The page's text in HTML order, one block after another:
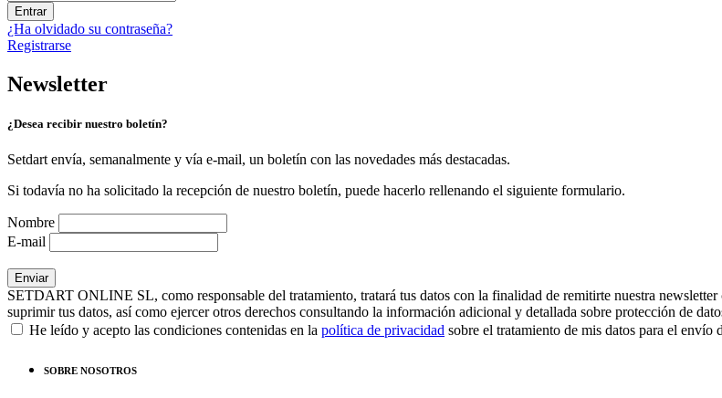
Entrar
¿Ha olvidado su contraseña?
Registrarse
Newsletter
¿Desea recibir nuestro boletín?
Setdart envía, semanalmente y vía e-mail, un boletín con las novedades más destacadas.
Si todavía no ha solicitado la recepción de nuestro boletín, puede hacerlo rellenando el siguiente formulario.
Nombre
E-mail
SETDART ONLINE SL, como responsable del tratamiento, tratará tus datos con la finalidad de remitirte nuestra
suprimir tus datos, así como ejercer otros derechos consultando la información adicional y detallada sobre protección de
He leído y acepto las condiciones contenidas en la política de privacidad sobre el tratamiento de mis datos para el envío
SOBRE NOSOTROS